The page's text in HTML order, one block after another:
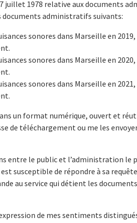
juillet 1978 relative aux documents
administratifs suivants:
sonores dans Marseille en 2019,
sonores dans Marseille en 2020,
sonores dans Marseille en 2021,
un format numérique, ouvert et
de téléchargement ou me les
entre le public et l’administration le
susceptible de répondre à sa
au service qui détient les
de mes sentiments